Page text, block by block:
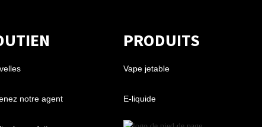
notre agent
PRODUITS
Vape jetable
E-liquide